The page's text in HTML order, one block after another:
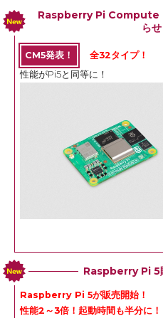
Raspberry Pi Compute
らせ
CM5発表！
全32タイプ！
性能がPi5と同等に！
Raspberry Pi 5
Raspberry Pi 5が販売開始！
性能2～3倍！起動時間も半分に！